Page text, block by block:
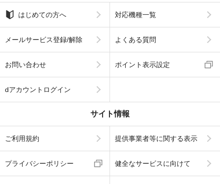
はじめての方へ 対応機種一覧
メールサービス登録/解除 よくある質問
お問い合わせ ポイント表示設定
dアカウントログイン
サイト情報
ご利用規約 提供事業者等に関する表示
プライバシーポリシー 健全なサービスに向けて